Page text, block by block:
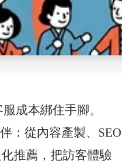
成本綁住手腳。
：從內容產製、SEO
推薦，把訪客體驗